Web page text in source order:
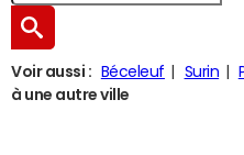
Voir aussi : Béceleuf Surin
à une autre ville